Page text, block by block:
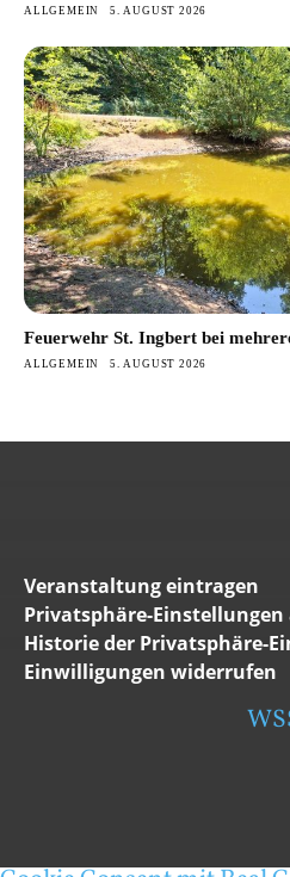
ALLGEMEIN 5. AUGUST 2026
Feuerwehr St. Ingbert bei
ALLGEMEIN 5. AUGUST 2026
Veranstaltung eintragen
Privatsphäre-Einstellungen
Historie der Privatsphäre-
Einwilligungen widerrufen